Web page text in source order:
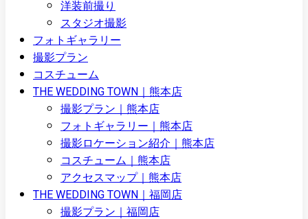
洋装前撮り
スタジオ撮影
フォトギャラリー
撮影プラン
コスチューム
THE WEDDING TOWN｜熊本店
撮影プラン｜熊本店
フォトギャラリー｜熊本店
撮影ロケーション紹介｜熊本店
コスチューム｜熊本店
アクセスマップ｜熊本店
THE WEDDING TOWN｜福岡店
撮影プラン｜福岡店